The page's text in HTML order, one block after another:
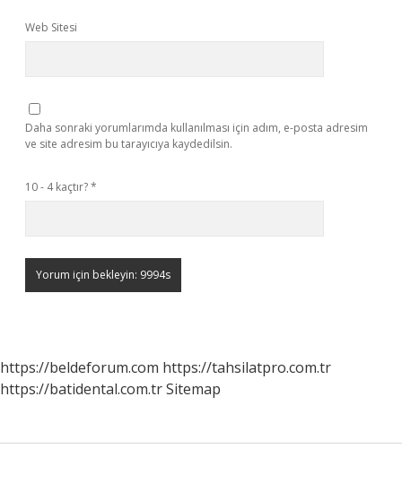
Web Sitesi
Daha sonraki yorumlarımda kullanılması için adım, e-posta adresim
ve site adresim bu tarayıcıya kaydedilsin.
10 - 4 kaçtır?*
https://beldeforum.com https://tahsilatpro.com.tr
https://batidental.com.trSitemap